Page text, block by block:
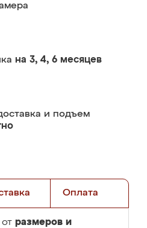
на 3, 4, 6 месяцев
и подъем
Оплата
размеров и